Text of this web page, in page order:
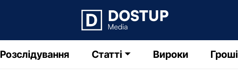
Розслідування Статті Вироки Гроші